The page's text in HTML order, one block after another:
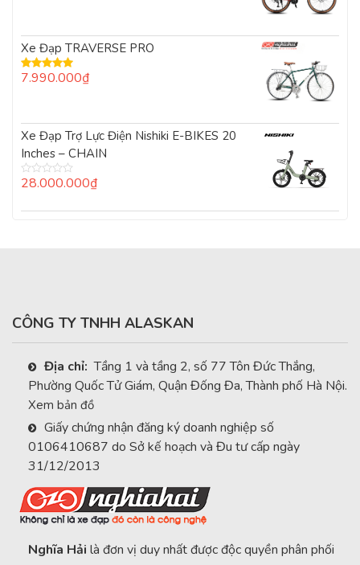
Xe Đạp TRAVERSE PRO
Được xếp
7.990.000₫
Xe Đạp Trợ Lực Điện Nishiki E-BIKES 20
Inches – CHAIN
Được
28.000.000₫
CÔNG TY TNHH ALASKAN
Địa chỉ: Tầng 1 và tầng 2, số 77 Tôn Đức Thắng,
Phường Quốc Tử Giám, Quận Đống Đa, Thành phố Hà Nội.
Xem bản đồ
Giấy chứng nhận đăng ký doanh nghiệp số
0106410687 do Sở kế hoạch và Đu tư cấp ngày
31/12/2013
Nghĩa Hải là đơn vị duy nhất được độc quyền phân phối